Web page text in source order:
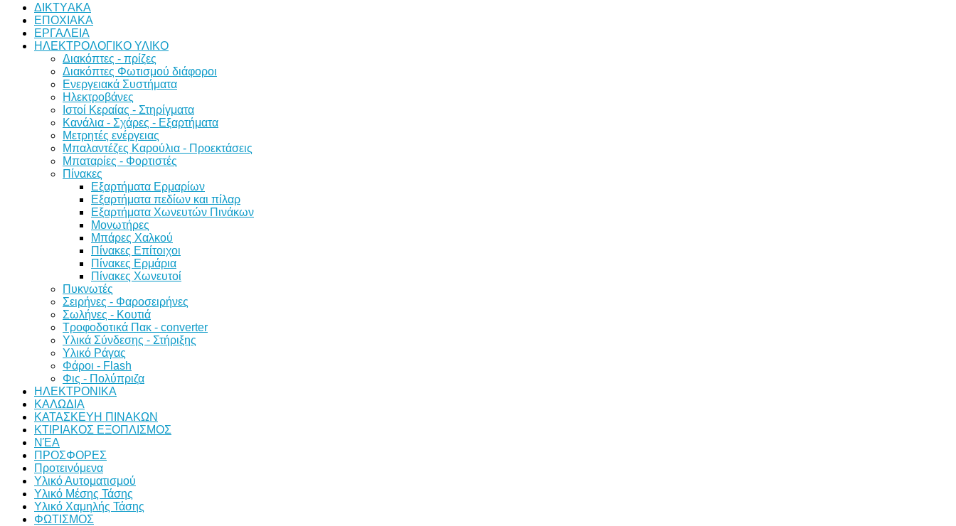
ΔΙKTΥAKA
ΕΠΟΧΙΑΚΑ
ΕΡΓΑΛΕΙΑ
ΗΛΕΚΤΡΟΛΟΓΙΚΟ ΥΛΙΚΟ
Διακόπτες - πρίζες
Διακόπτες Φωτισμού διάφοροι
Ενεργειακά Συστήματα
Ηλεκτροβάνες
Ιστοί Κεραίας - Στηρίγματα
Κανάλια - Σχάρες - Εξαρτήματα
Μετρητές ενέργειας
Μπαλαντέζες Καρούλια - Προεκτάσεις
Μπαταρίες - Φορτιστές
Πίνακες
Εξαρτήματα Ερμαρίων
Εξαρτήματα πεδίων και πίλαρ
Εξαρτήματα Χωνευτών Πινάκων
Μονωτήρες
Μπάρες Χαλκού
Πίνακες Επίτοιχοι
Πίνακες Ερμάρια
Πίνακες Χωνευτοί
Πυκνωτές
Σειρήνες - Φαροσειρήνες
Σωλήνες - Κουτιά
Τροφοδοτικά Πακ - converter
Υλικά Σύνδεσης - Στήριξης
Υλικό Ράγας
Φάροι - Flash
Φις - Πολύπριζα
ΗΛΕΚΤΡΟΝΙΚΑ
ΚΑΛΩΔΙΑ
ΚΑΤΑΣΚΕΥΗ ΠΙΝΑΚΩΝ
ΚΤΙΡΙΑΚΟΣ ΕΞΟΠΛΙΣΜΟΣ
ΝΈΑ
ΠΡΟΣΦΟΡΕΣ
Προτεινόμενα
Υλικό Αυτοματισμού
Υλικό Μέσης Τάσης
Υλικό Χαμηλής Τάσης
ΦΩΤΙΣΜΟΣ